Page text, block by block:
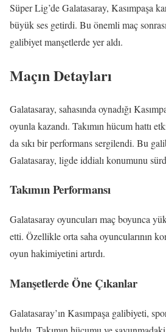
Süper Lig’de Galatasaray, Kasımpaşa
büyük ses getirdi. Bu önemli maç
galibiyet manşetlerde yer aldı.
Maçın Detayları
Galatasaray, sahasında oynadığı
oyunla kazandı. Takımın hücum hattı
da sıkı bir performans sergilendi. Bu
Galatasaray, ligde iddialı konumunu
Takımın Performansı
Galatasaray oyuncuları maç boyunca
etti. Özellikle orta saha oyuncularının
oyun hakimiyetini artırdı.
Manşetlerde Öne Çıkanlar
Galatasaray’ın Kasımpaşa galibiyeti,